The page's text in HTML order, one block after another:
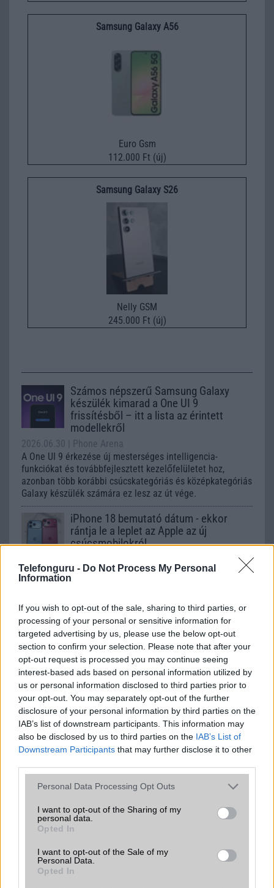
Telefonguru - Do Not Process My Personal
Information
If you wish to opt-out of the sale, sharing to third parties, or
processing of your personal or sensitive information for
targeted advertising by us, please use the below opt-out
section to confirm your selection. Please note that after your
opt-out request is processed you may continue seeing
interest-based ads based on personal information utilized by
us or personal information disclosed to third parties prior to
your opt-out. You may separately opt-out of the further
disclosure of your personal information by third parties on the
IAB’s list of downstream participants. This information may
also be disclosed by us to third parties on the IAB’s List of
Downstream Participants that may further disclose it to other
Please note that this website/app uses one or more Google
not limited to your visit or usage behaviour. You may click to
grant or deny consent to Google and its third-party tags to
use your data for below specified purposes in below Google
consent section.
Personal Data Processing Opt Outs
I want to opt-out of the Sharing of my
personal data.
Opted In
I want to opt-out of the Sale of my
Personal Data.
Opted In
Samsung Galaxy A56
Euro Gsm
112.000 Ft (új)
Samsung Galaxy S26
Nelly GSM
245.000 Ft (új)
Számos népszerű Samsung Galaxy
készülék kimarad a One UI 9
frissítésből – itt a lista az érintett
modellekről
2026.06.30
| Phone Arena
A One UI 9 érkezése új mesterséges intelligencia-
funkciókat és továbbfejlesztett kezelőfelületet hoz,
azonban több korábbi csúcskategóriás és középkategóriás
Galaxy készülék számára ez lesz az út vége.
iPhone 18 bemutató dátum - ekkor
rántja le a leplet az Apple az új
csúcsmobilokról
A szeptemberi eseményen az iPhone 18 Pro modellek
mellett a régóta pletykált hajlítható iPhone Ultra is
találgatások továbbra is beárnyékolják a rajtot.
Az Android rejtett automatizmusai: hat
funkció, amely észrevétlenül könnyíti
meg a mindennapokat
2026.06.14 | Android Police
Sok felhasználó külön alkalmazásokra esküszik, pedig az
Android már évek óta olyan intelligens funkciókat kínál,
amelyek maguktól dolgoznak a háttérben.
Ez a rejtett Samsung funkció teljesen
megváltoztatja a mobilhasználatot –
sokan mégsem tudnak róla
2026.07.12| Android Central
jelentősen felgyorsítja a mindennapi használatot,
miközben a Pixel telefonokból továbbra is hiányzik.